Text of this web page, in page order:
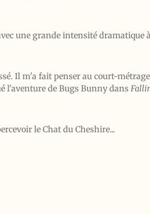
une grande intensité dramatique
Il m'a fait penser au court-
l'aventure de Bugs Bunny dans
le Chat du Cheshire...